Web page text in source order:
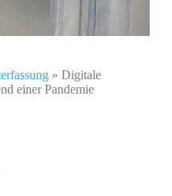
» Digitale
einer Pandemie